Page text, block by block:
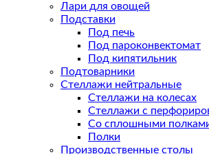
Лари для овощей
Подставки
Под печь
Под пароконвектомат
Под кипятильник
Подтоварники
Стеллажи нейтральные
Стеллажи на колесах
Стеллажи с
Со сплошными
Полки
Производственные столы